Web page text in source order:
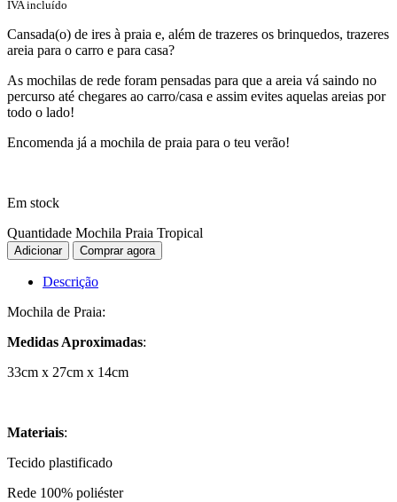
IVA incluído
Cansada(o) de ires à praia e, além de trazeres os brinquedos, trazeres
areia para o carro e para casa?
As mochilas de rede foram pensadas para que a areia vá saindo no
percurso até chegares ao carro/casa e assim evites aquelas areias por
todo o lado!
Encomenda já a mochila de praia para o teu verão!
Em stock
Quantidade Mochila Praia Tropical
Adicionar Comprar agora
Descrição
Mochila de Praia:
Medidas Aproximadas:
33cm x 27cm x 14cm
Materiais:
Tecido plastificado
Rede 100% poliéster